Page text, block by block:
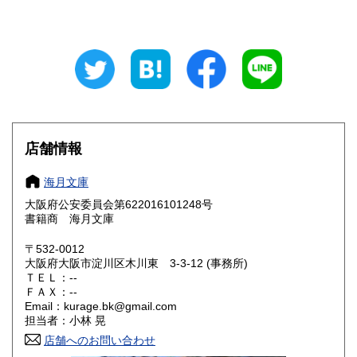
250円 三重県
大阪府
奈良県
鳥取県 250円 島根県
岡山県
山口県
香川県
高知県 250円
店舗情報
海月文庫
大阪府公安委員会第622016101248号
書籍商 海月文庫
〒532-0012
大阪府大阪市淀川区木川東 3-3-12 (事務所)
ＴＥＬ：--
ＦＡＸ：--
Email：kurage.bk@gmail.com
担当者：小林 晃
店舗へのお問い合わせ